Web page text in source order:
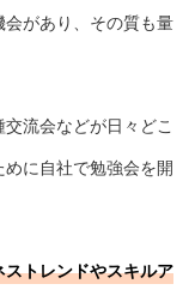
があり、その質も量
流会などが日々どこ
に自社で勉強会を開
トレンドやスキルア